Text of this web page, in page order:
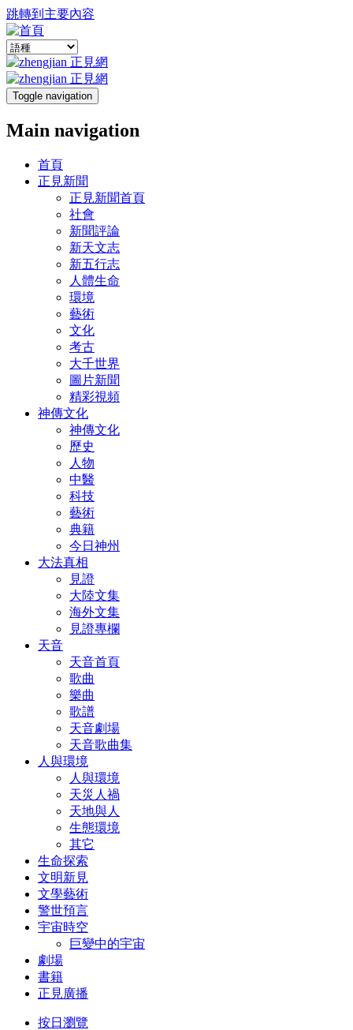
跳轉到主要內容
Toggle navigation
Main navigation
首頁
正見新聞
正見新聞首頁
社會
新聞評論
新天文志
新五行志
人體生命
環境
藝術
文化
考古
大千世界
圖片新聞
精彩視頻
神傳文化
神傳文化
歷史
人物
中醫
科技
藝術
典籍
今日神州
大法真相
見證
大陸文集
海外文集
見證專欄
天音
天音首頁
歌曲
樂曲
歌譜
天音劇場
天音歌曲集
人與環境
人與環境
天災人禍
天地與人
生態環境
其它
生命探索
文明新見
文學藝術
警世預言
宇宙時空
巨變中的宇宙
劇場
書籍
正見廣播
按日瀏覽